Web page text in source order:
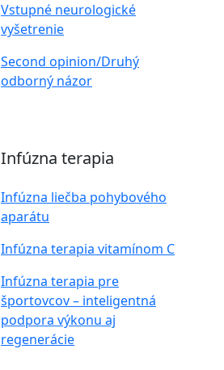
Vstupné neurologické
vyšetrenie
Second opinion/Druhý
odborný názor
Infúzna terapia
Infúzna liečba pohybového
aparátu
Infúzna terapia vitamínom C
Infúzna terapia pre
športovcov – inteligentná
podpora výkonu aj
regenerácie